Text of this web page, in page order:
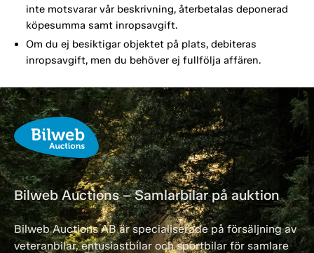
inte motsvarar vår beskrivning, återbetalas deponerad
köpesumma samt inropsavgift.
Om du ej besiktigar objektet på plats, debiteras
inropsavgift, men du behöver ej fullfölja affären.
Bilweb Auctions – Samlarbilar på auktion
Bilweb Auctions AB är specialiserade på försäljning av
veteranbilar, entusiastbilar och sportbilar för samlare